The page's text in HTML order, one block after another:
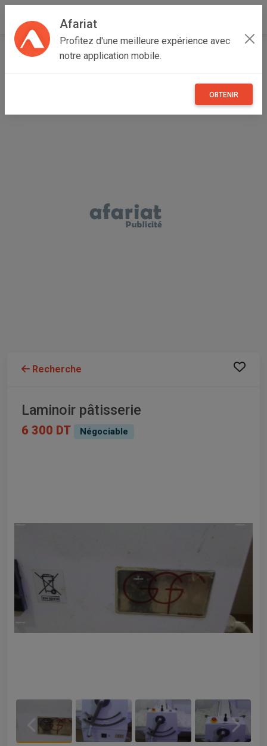
Afariat
Profitez d'une meilleure expérience avec
notre application mobile.
OBTENIR
Accueil Autres Grand Tunis Manouba
Recherche
Laminoir pâtisserie
6 300 DT Négociable